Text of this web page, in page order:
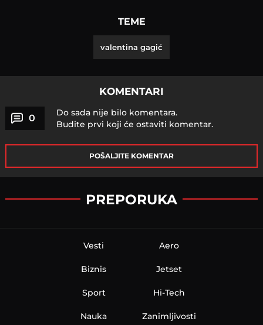
TEME
valentina gagić
KOMENTARI
0
Do sada nije bilo komentara.
Budite prvi koji će ostaviti komentar.
POŠALJITE KOMENTAR
PREPORUKA
Vesti
Biznis
Sport
Nauka
Aero
Jetset
Hi-Tech
Zanimljivosti